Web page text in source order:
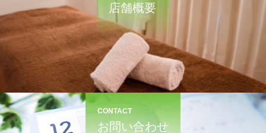
店舗概要
CONTACT
お問い合わせ